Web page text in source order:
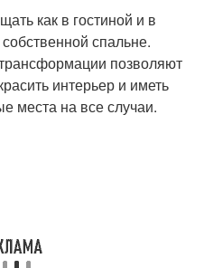
как в гостиной и в
спальне.
позволяют
интерьер и иметь
места на все случаи.